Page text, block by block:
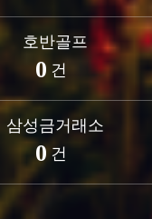
0 건
호반골프
0 건
삼성금거래소